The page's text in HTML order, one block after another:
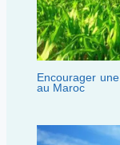
Encourager
au Maroc